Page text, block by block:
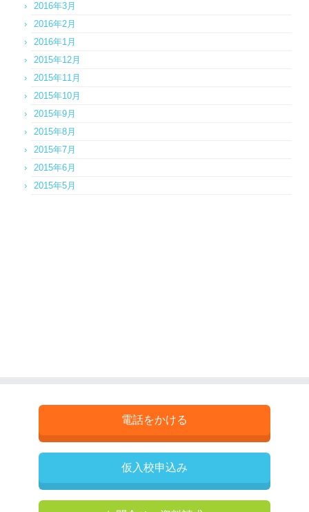
2016年3月
2016年2月
2016年1月
2015年12月
2015年11月
2015年10月
2015年9月
2015年8月
2015年7月
2015年6月
2015年5月
電話をかける
仮入校申込み